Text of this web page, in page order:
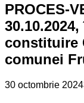
PROCES-
constituire
comunei
30 octombrie 2024